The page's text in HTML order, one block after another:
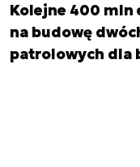
Kolejne 400 mln
na budowę
patrolowych dla